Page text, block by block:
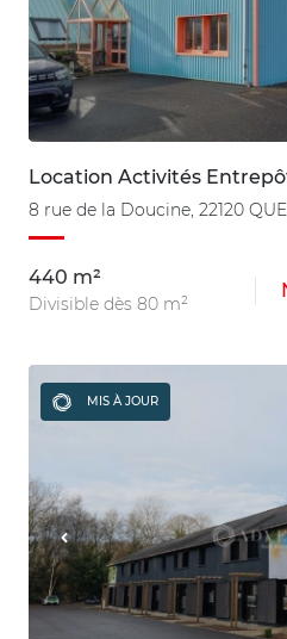
Location Activités
8 rue de la Doucine, 22120
440 m²
Divisible dès 80 m²
MIS À JOUR